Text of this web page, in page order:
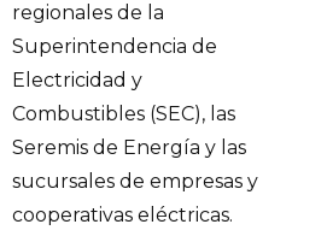
regionales de la
Superintendencia de
Electricidad y
Combustibles (SEC), las
Seremis de Energía y las
sucursales de empresas y
cooperativas eléctricas.